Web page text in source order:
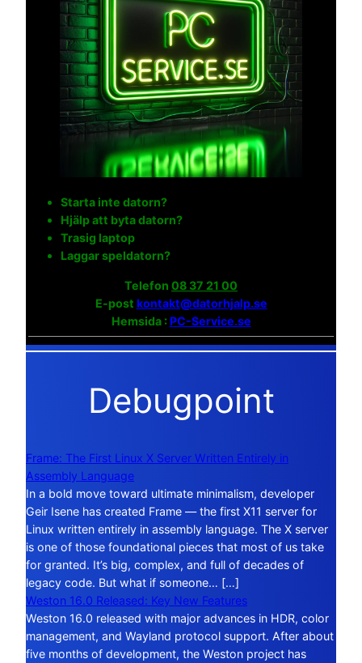
Starta inte datorn?
Hjälp att byta datorn?
Trasig laptop
Laggar speldatorn?
Telefon 08 37 21 00
E-post kontakt@datorhjalp.se
Hemsida :PC-Service.se
Debugpoint
Frame: The First Linux X Server Written Entirely in
Assembly Language
In a bold move toward ultimate minimalism, developer
Geir Isene has created Frame — the first X11 server for
Linux written entirely in assembly language. The X server
is one of those foundational pieces that most of us take
for granted. It’s big, complex, and full of decades of
legacy code. But what if someone… […]
Weston 16.0 Released: Key New Features
Weston 16.0 released with major advances in HDR, color
management, and Wayland protocol support. After about
five months of development, the Weston project has